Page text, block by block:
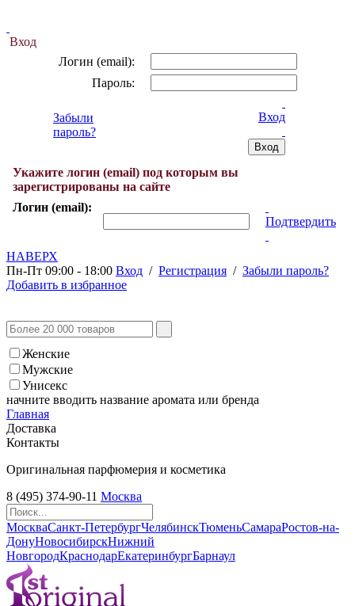
Вход
Логин (email):
Пароль:
Забыли
пароль?
Вход
Укажите логин (email) под которым вы
зарегистрированы на сайте
Логин (email):
Подтвердить
НАВЕРХ
Пн-Пт 09:00 - 18:00 Вход / Регистрация / Забыли пароль?
Добавить в избранное
Женские
Мужские
Унисекс
начните вводить название аромата или бренда
Главная
Доставка
Контакты
Оригинальная парфюмерия и косметика
8 (495) 374-90-11 Москва
МоскваСанкт-ПетербургЧелябинскТюменьСамараРостов-на-
ДонуНовосибирскНижний
НовгородКраснодарЕкатеринбургБарнаул